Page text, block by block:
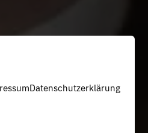
Datenschutzerklärung